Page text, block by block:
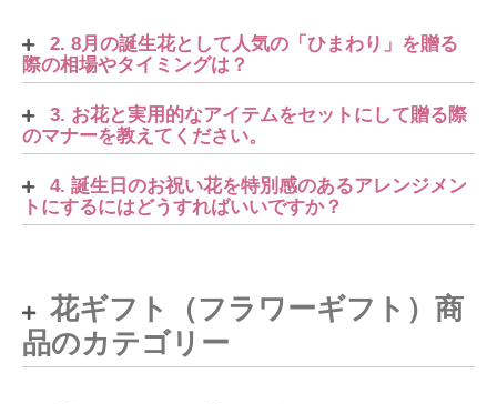
2. 8月の誕生花として人気の「ひまわり」を贈る
際の相場やタイミングは？
3. お花と実用的なアイテムをセットにして贈る際
のマナーを教えてください。
4. 誕生日のお祝い花を特別感のあるアレンジメン
トにするにはどうすればいいですか？
花ギフト（フラワーギフト）商
品のカテゴリー